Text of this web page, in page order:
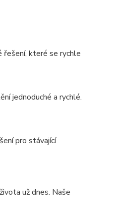
řešení, které se rychle
jednoduché a rychlé.
pro stávající
už dnes. Naše